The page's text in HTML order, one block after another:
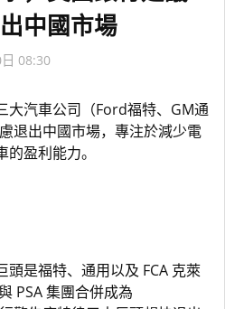
中國市場
08:30
大汽車公司（Ford福特、GM通
退出中國市場，專注於減少電
盈利能力。
是福特、通用以及 FCA 克萊
PSA 集團合併成為